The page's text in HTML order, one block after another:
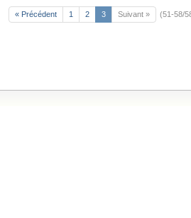
« Précédent 1 2 3 Suivant » (51-58/